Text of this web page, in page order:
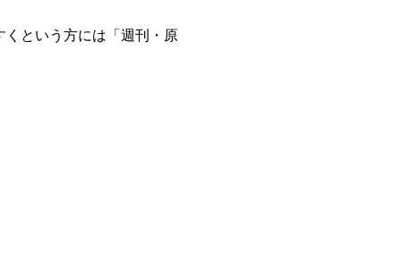
くという方には「週刊・原